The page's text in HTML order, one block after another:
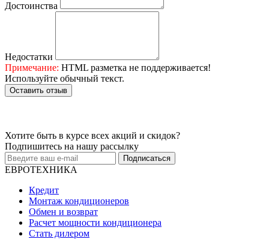
Достоинства
Недостатки
Примечание: HTML разметка не поддерживается!
Используйте обычный текст.
Оставить отзыв
Хотите быть в курсе всех акций и скидок?
Подпишитесь на нашу рассылку
Подписаться
ЕВРОТЕХНИКА
Кредит
Монтаж кондиционеров
Обмен и возврат
Расчет мощности кондиционера
Стать дилером